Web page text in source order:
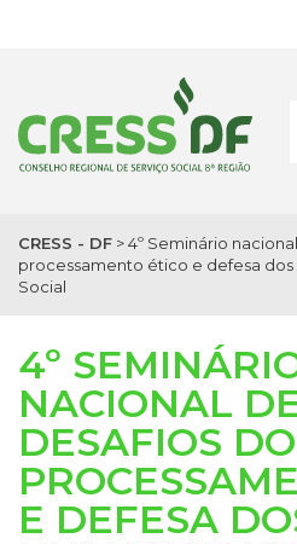
CRESS - DF >4º Seminário
processamento ético e defesa
Social
4º
NACIONAL
DESAFIOS DO
E DEFESA